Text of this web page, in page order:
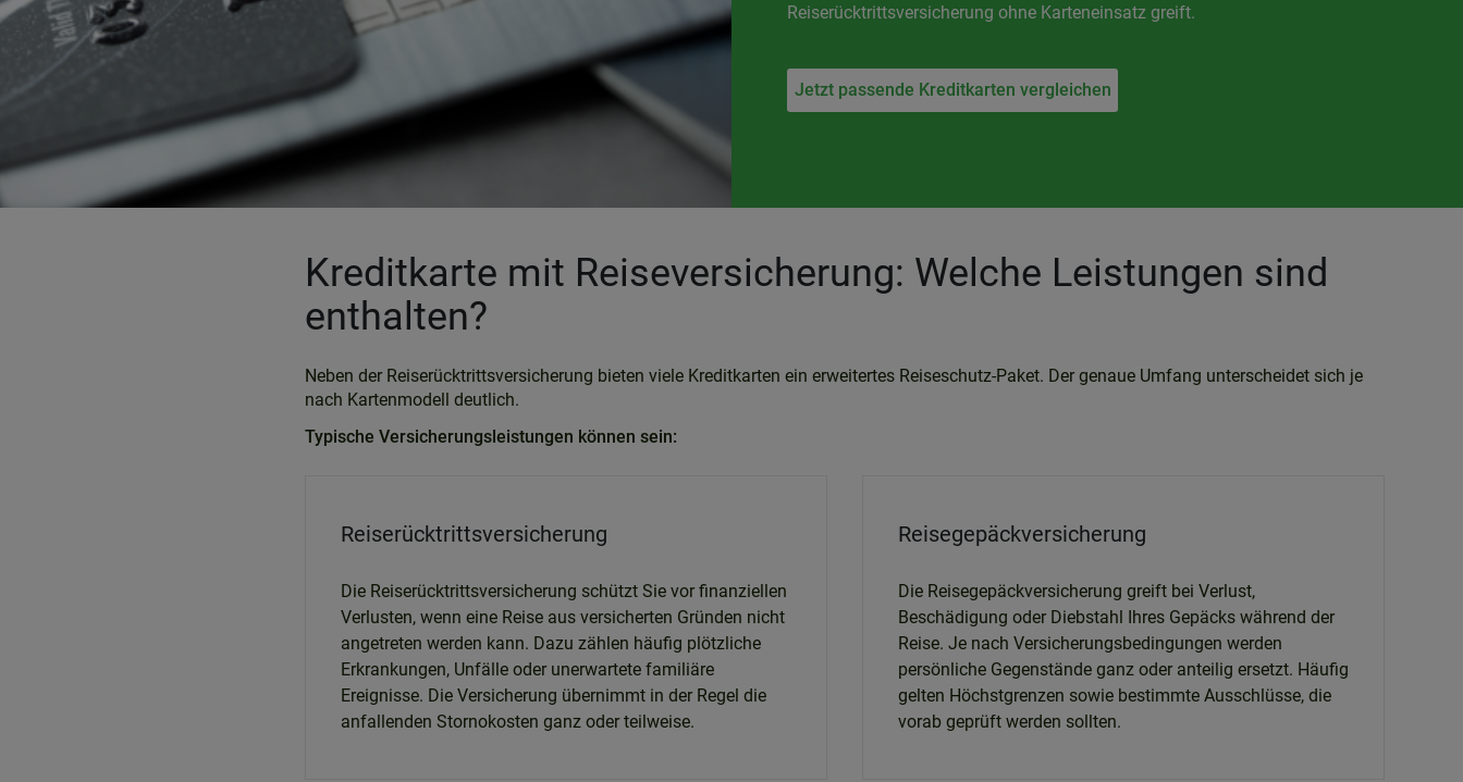
Reiserücktrittsversicherung ohne Karteneinsatz greift.
Jetzt passende Kreditkarten vergleichen
Kreditkarte mit Reiseversicherung: Welche Leistungen sind
enthalten?
Neben der Reiserücktrittsversicherung bieten viele Kreditkarten ein erweitertes Reiseschutz-Paket. Der genaue Umfang unterscheidet sich je
nach Kartenmodell deutlich.
Typische Versicherungsleistungen können sein:
Reiserücktrittsversicherung
Die Reiserücktrittsversicherung schützt Sie vor finanziellen
Verlusten, wenn eine Reise aus versicherten Gründen nicht
angetreten werden kann. Dazu zählen häufig plötzliche
Erkrankungen, Unfälle oder unerwartete familiäre
Ereignisse. Die Versicherung übernimmt in der Regel die
anfallenden Stornokosten ganz oder teilweise.
Reisegepäckversicherung
Die Reisegepäckversicherung greift bei Verlust,
Beschädigung oder Diebstahl Ihres Gepäcks während der
Reise. Je nach Versicherungsbedingungen werden
persönliche Gegenstände ganz oder anteilig ersetzt. Häufig
gelten Höchstgrenzen sowie bestimmte Ausschlüsse, die
vorab geprüft werden sollten.